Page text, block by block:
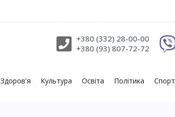
+380 (332) 28-00-00
+380 (93) 807-72-72
Здоров'я Культура Освіта Політика Спорт